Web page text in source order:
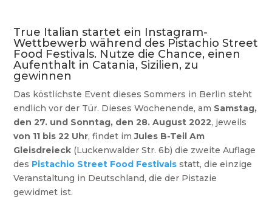
True Italian startet ein Instagram-
Wettbewerb während des Pistachio Street
Food Festivals. Nutze die Chance, einen
Aufenthalt in Catania, Sizilien, zu
gewinnen
Das köstlichste Event dieses Sommers in Berlin steht
endlich vor der Tür. Dieses Wochenende, am Samstag,
den 27. und Sonntag, den 28. August 2022, jeweils
von 11 bis 22 Uhr, findet imJules B-Teil Am
Gleisdreieck (Luckenwalder Str. 6b) die zweite Auflage
des Pistachio Street Food Festivals statt, die einzige
Veranstaltung in Deutschland, die der Pistazie
gewidmet ist.